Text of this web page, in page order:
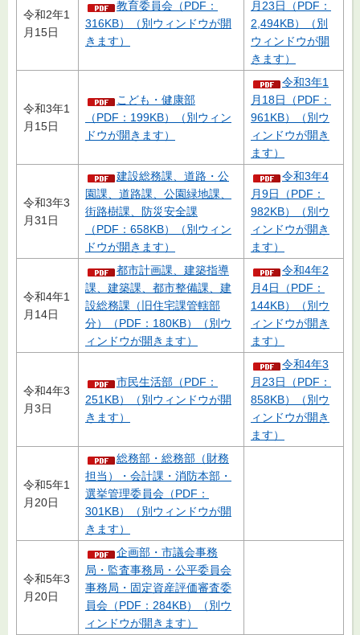
令和2年1
月15日
教育委員会（PDF：
316KB）（別ウィンドウが開
きます）
月23日（PDF：
2,494KB）（別
ウィンドウが開
きます）
令和3年1
月15日
こども・健康部
（PDF：199KB）（別ウィン
ドウが開きます）
令和3年1
月18日（PDF：
961KB）（別ウ
ィンドウが開き
ます）
令和3年3
月31日
建設総務課、道路・公
園課、道路課、公園緑地課、
街路樹課、防災安全課
（PDF：658KB）（別ウィン
ドウが開きます）
令和3年4
月9日（PDF：
982KB）（別ウ
ィンドウが開き
ます）
令和4年1
月14日
都市計画課、建築指導
課、建築課、都市整備課、建
設総務課（旧住宅課管轄部
分）（PDF：180KB）（別ウ
ィンドウが開きます）
令和4年2
月4日（PDF：
144KB）（別ウ
ィンドウが開き
ます）
令和4年3
月3日
市民生活部（PDF：
251KB）（別ウィンドウが開
きます）
令和4年3
月23日（PDF：
858KB）（別ウ
ィンドウが開き
ます）
令和5年1
月20日
総務部・総務部（財務
担当）・会計課・消防本部・
選挙管理委員会（PDF：
301KB）（別ウィンドウが開
きます）
令和5年3
月20日
企画部・市議会事務
局・監査事務局・公平委員会
事務局・固定資産評価審査委
員会（PDF：284KB）（別ウ
ィンドウが開きます）